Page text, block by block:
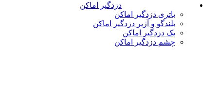
دزدگیر اماکن
باتری دزدگیر اماکن
بلندگو و آژیر دزدگیر اماکن
پک دزدگیر اماکن
چشم دزدگیر اماکن